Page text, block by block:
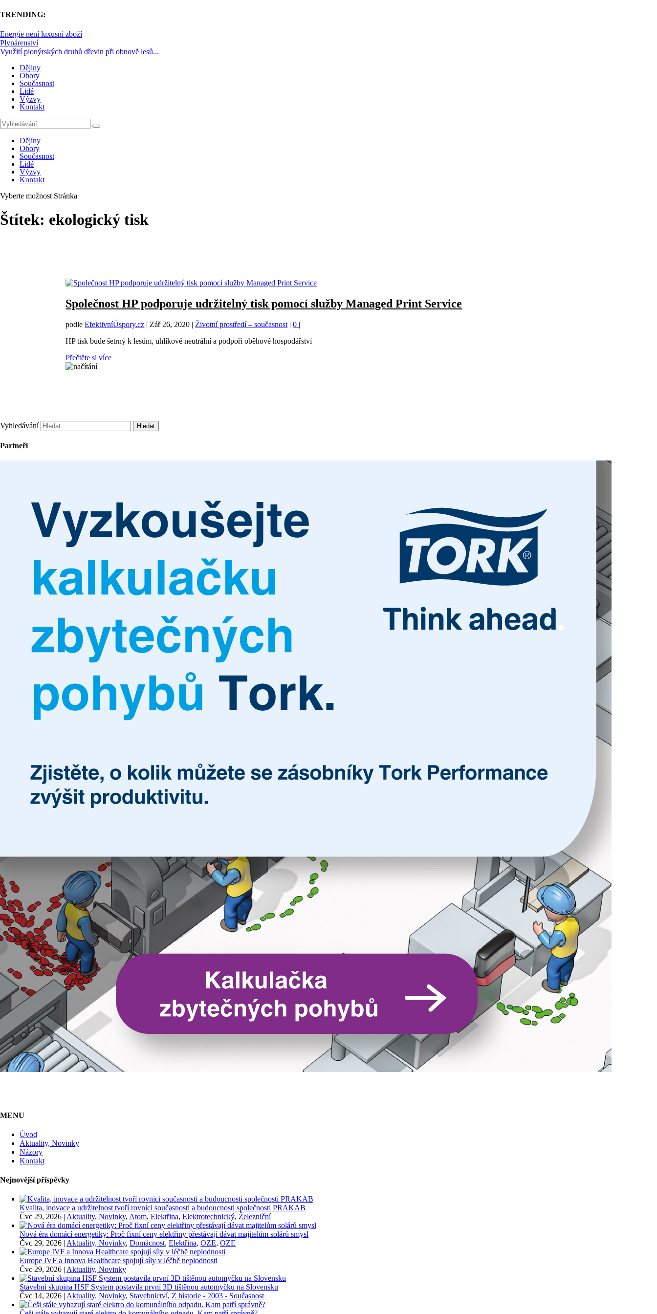
TRENDING:
Energie není luxusní zboží
Plynárenství
Využití pionýrských druhů dřevin při obnově lesů...
Dějiny
Obory
Současnost
Lidé
Výzvy
Kontakt
Dějiny
Obory
Současnost
Lidé
Výzvy
Kontakt
Vyberte možnost Stránka
Štítek: ekologický tisk
Společnost HP podporuje udržitelný tisk pomocí služby Managed Print Service
podleEfektivníÚspory.cz | Zář 26, 2020 | Životní prostředí – současnost |0 |
HP tisk bude šetrný k lesům, uhlíkově neutrální a podpoří oběhové hospodářství
Přečtěte si více
Vyhledávání
Partneři
MENU
Úvod
Aktuality, Novinky
Názory
Kontakt
Nejnovější příspěvky
Kvalita, inovace a udržitelnost tvoří rovnici současnosti a budoucnosti společnosti PRAKAB
Čvc 29, 2026 | Aktuality, Novinky, Atom, Elektřina, Elektrotechnický, Železniční
Nová éra domácí energetiky: Proč fixní ceny elektřiny přestávají dávat majitelům solárů smysl
Čvc 29, 2026 | Aktuality, Novinky, Domácnost, Elektřina, OZE, OZE
Europe IVF a Innova Healthcare spojují síly v léčbě neplodnosti
Čvc 29, 2026 | Aktuality, Novinky
Stavební skupina HSF System postavila první 3D tištěnou automyčku na Slovensku
Čvc 14, 2026 | Aktuality, Novinky, Stavebnictví, Z historie - 2003 - Současnost